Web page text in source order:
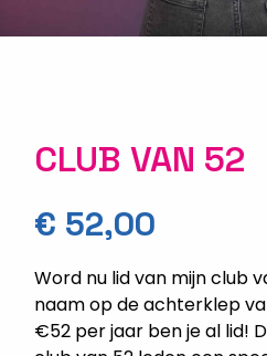
CLUB VAN 52
€ 52,00
Word nu lid van mijn club
naam op de achterklep
€52 per jaar ben je al lid!